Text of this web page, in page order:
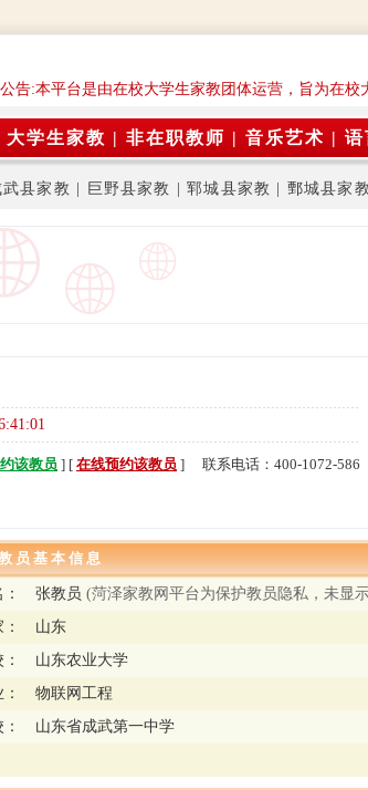
告:本平台是由在校大学生家教团体运营，旨为在
大学生家教 | 非在职教师 | 音乐艺术 | 语
武县家教 巨野县家教 |郓城县家教 鄄城县家教
该教员 ] [ 在线预约该教员 ] 联系电话：400-1072-586
员 基 本 信 息
张教员 (菏泽家教网平台为保护教员隐私，未显
山东
山东农业大学
物联网工程
山东省成武第一中学